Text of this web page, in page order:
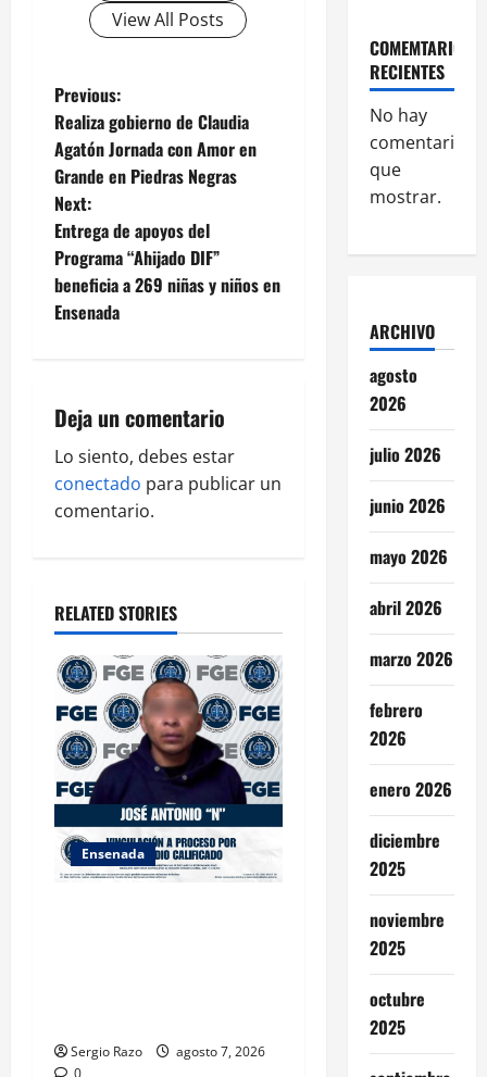
View All Posts
P
o
s
t
n
a
i
g
a
i
o
n
Previous:
Realiza gobierno de Claudia
Agatón Jornada con Amor en
Grande en Piedras Negras
Next:
Entrega de apoyos del
Programa “Ahijado DIF”
beneficia a 269 niñas y niños en
Ensenada
Deja un comentario
Lo siento, debes estar
conectado para publicar un
comentario.
RELATED STORIES
Ensenada
Sergio Razo
agosto 7, 2026
COMEMTARIOS
RECIENTES
No hay
comentarios
que
mostrar.
ARCHIVO
agosto
2026
julio 2026
junio 2026
mayo 2026
abril 2026
marzo 2026
febrero
2026
enero 2026
diciembre
2025
noviembre
2025
octubre
2025